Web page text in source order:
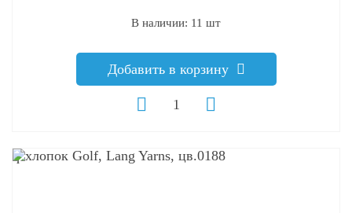
В наличии: 11 шт
Добавить в корзину
q